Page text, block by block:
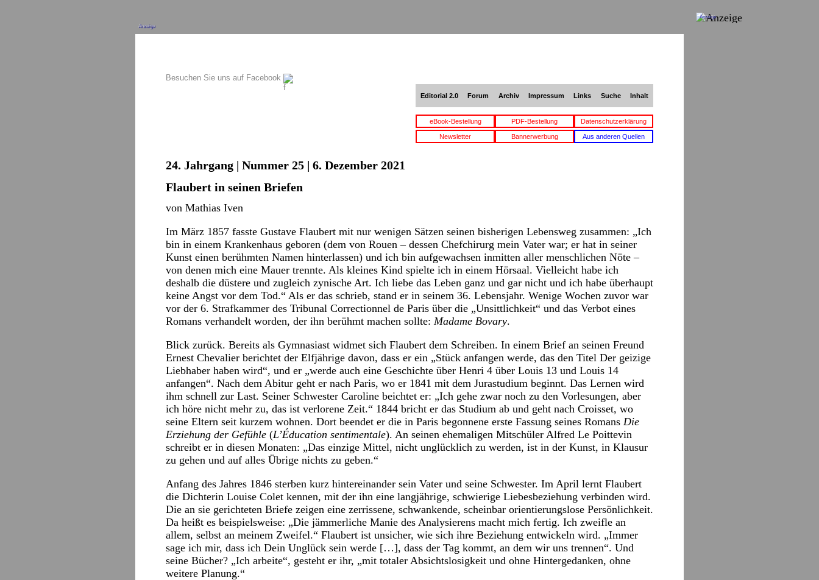
Anzeige
Besuchen Sie uns auf Facebook
Editorial 2.0 Forum Archiv Impressum Links Suche Inhalt
eBook-Bestellung PDF-Bestellung Datenschutzerklärung
Newsletter Bannerwerbung Aus anderen Quellen
24. Jahrgang | Nummer 25 | 6. Dezember 2021
Flaubert in seinen Briefen
von Mathias Iven
Im März 1857 fasste Gustave Flaubert mit nur wenigen Sätzen seinen bisherigen Lebensweg zusammen: „Ich
bin in einem Krankenhaus geboren (dem von Rouen – dessen Chefchirurg mein Vater war; er hat in seiner
Kunst einen berühmten Namen hinterlassen) und ich bin aufgewachsen inmitten aller menschlichen Nöte –
von denen mich eine Mauer trennte. Als kleines Kind spielte ich in einem Hörsaal. Vielleicht habe ich
deshalb die düstere und zugleich zynische Art. Ich liebe das Leben ganz und gar nicht und ich habe überhaupt
keine Angst vor dem Tod.“ Als er das schrieb, stand er in seinem 36. Lebensjahr. Wenige Wochen zuvor war
vor der 6. Strafkammer des Tribunal Correctionnel de Paris über die „Unsittlichkeit“ und das Verbot eines
Romans verhandelt worden, der ihn berühmt machen sollte: Madame Bovary.
Blick zurück. Bereits als Gymnasiast widmet sich Flaubert dem Schreiben. In einem Brief an seinen Freund
Ernest Chevalier berichtet der Elfjährige davon, dass er ein „Stück anfangen werde, das den Titel Der geizige
Liebhaber haben wird“, und er „werde auch eine Geschichte über Henri 4 über Louis 13 und Louis 14
anfangen“. Nach dem Abitur geht er nach Paris, wo er 1841 mit dem Jurastudium beginnt. Das Lernen wird
ihm schnell zur Last. Seiner Schwester Caroline beichtet er: „Ich gehe zwar noch zu den Vorlesungen, aber
ich höre nicht mehr zu, das ist verlorene Zeit.“ 1844 bricht er das Studium ab und geht nach Croisset, wo
seine Eltern seit kurzem wohnen. Dort beendet er die in Paris begonnene erste Fassung seines Romans Die
Erziehung der Gefühle (L’Éducation sentimentale). An seinen ehemaligen Mitschüler Alfred Le Poittevin
schreibt er in diesen Monaten: „Das einzige Mittel, nicht unglücklich zu werden, ist in der Kunst, in Klausur
zu gehen und auf alles Übrige nichts zu geben.“
Anfang des Jahres 1846 sterben kurz hintereinander sein Vater und seine Schwester. Im April lernt Flaubert
die Dichterin Louise Colet kennen, mit der ihn eine langjährige, schwierige Liebesbeziehung verbinden wird.
Die an sie gerichteten Briefe zeigen eine zerrissene, schwankende, scheinbar orientierungslose Persönlichkeit.
Da heißt es beispielsweise: „Die jämmerliche Manie des Analysierens macht mich fertig. Ich zweifle an
allem, selbst an meinem Zweifel.“ Flaubert ist unsicher, wie sich ihre Beziehung entwickeln wird. „Immer
sage ich mir, dass ich Dein Unglück sein werde […], dass der Tag kommt, an dem wir uns trennen“. Und
seine Bücher? „Ich arbeite“, gesteht er ihr, „mit totaler Absichtslosigkeit und ohne Hintergedanken, ohne
weitere Planung.“
Anzeige